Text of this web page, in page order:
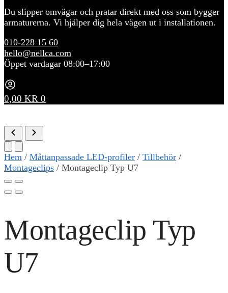
Du slipper omvägar och pratar direkt med oss som bygger
armaturerna. Vi hjälper dig hela vägen ut i installationen.
010-228 15 60
hello@nellca.com
Öppet vardagar 08:00–17:00
0,00 KR 0
Hem / Måttanpassade LED-profiler / Tillbehör /
Montageclips / Montageclip Typ U7
Montageclip Typ
U7